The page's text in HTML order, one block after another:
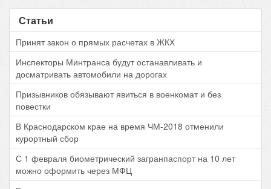
Статьи
Принят закон о прямых расчетах в ЖКХ
Инспекторы Минтранса будут останавливать и
досматривать автомобили на дорогах
Призывников обязывают явиться в военкомат и без
повестки
В Краснодарском крае на время ЧМ-2018 отменили
курортный сбор
С 1 февраля биометрический загранпаспорт на 10 лет
можно оформить через МФЦ